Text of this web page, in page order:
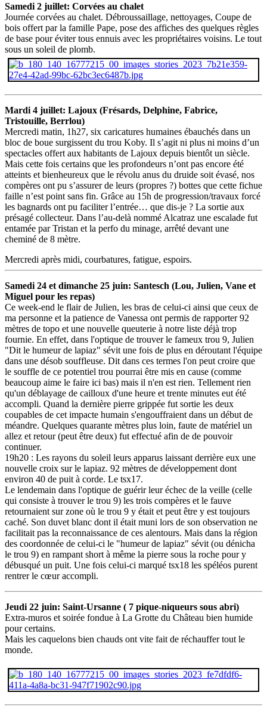
Samedi 2 juillet: Corvées au chalet
Journée corvées au chalet. Débroussaillage, nettoyages, Coupe de
bois offert par la famille Pape, pose des affiches des quelques règles
de base pour éviter tous ennuis avec les propriétaires voisins. Le tout
sous un soleil de plomb.
Mardi 4 juillet: Lajoux (Frésards, Delphine, Fabrice,
Tristouille, Berrlou)
Mercredi matin, 1h27, six caricatures humaines ébauchés dans un
bloc de boue surgissent du trou Koby. Il s’agit ni plus ni moins d’un
spectacles offert aux habitants de Lajoux depuis bientôt un siècle.
Mais cette fois certains que les profondeurs n’ont pas encore été
atteints et bienheureux que le révolu anus du druide soit évasé, nos
compères ont pu s’assurer de leurs (propres ?) bottes que cette fichue
faille n’est point sans fin. Grâce au 15h de progression/travaux forcé
les bagnards ont pu faciliter l’entrée… que dis-je ? La sortie aux
présagé collecteur. Dans l’au-delà nommé Alcatraz une escalade fut
entamée par Tristan et la perfo du minage, arrêté devant une
cheminé de 8 mètre.
Mercredi après midi, courbatures, fatigue, espoirs.
Samedi 24 et dimanche 25 juin: Santesch (Lou, Julien, Vane et
Miguel pour les repas)
Ce week-end le flair de Julien, les bras de celui-ci ainsi que ceux de
ma personne et la patience de Vanessa ont permis de rapporter 92
mètres de topo et une nouvelle queuterie à notre liste déjà trop
fournie. En effet, dans l'optique de trouver le fameux trou 9, Julien
"Dit le humeur de lapiaz" sévit une fois de plus en déroutant l'équipe
dans une désob souffleuse. Dit dans ces termes l'on peut croire que
le souffle de ce potentiel trou pourrai être mis en cause (comme
beaucoup aime le faire ici bas) mais il n'en est rien. Tellement rien
qu'un déblayage de cailloux d'une heure et trente minutes eut été
accompli. Quand la dernière pierre grippée fut sortie les deux
coupables de cet impacte humain s'engouffraient dans un début de
méandre. Quelques quarante mètres plus loin, faute de matériel un
allez et retour (peut être deux) fut effectué afin de de pouvoir
continuer.
19h20 : Les rayons du soleil leurs apparus laissant derrière eux une
nouvelle croix sur le lapiaz. 92 mètres de développement dont
environ 40 de puit à corde. Le tsx17.
Le lendemain dans l'optique de guérir leur échec de la veille (celle
qui consiste à trouver le trou 9) les trois compères et le fauve
retournaient sur zone où le trou 9 y était et peut être y est toujours
caché. Son duvet blanc dont il était muni lors de son observation ne
facilitait pas la reconnaissance de ces alentours. Mais dans la région
des coordonnée de celui-ci le "humeur de lapiaz" sévit (ou dénicha
le trou 9) en rampant short à même la pierre sous la roche pour y
débusqué un puit. Une fois celui-ci marqué tsx18 les spéléos purent
rentrer le cœur accompli.
Jeudi 22 juin: Saint-Ursanne ( 7 pique-niqueurs sous abri)
Extra-muros et soirée fondue à La Grotte du Château bien humide
pour certains.
Mais les caquelons bien chauds ont vite fait de réchauffer tout le
monde.